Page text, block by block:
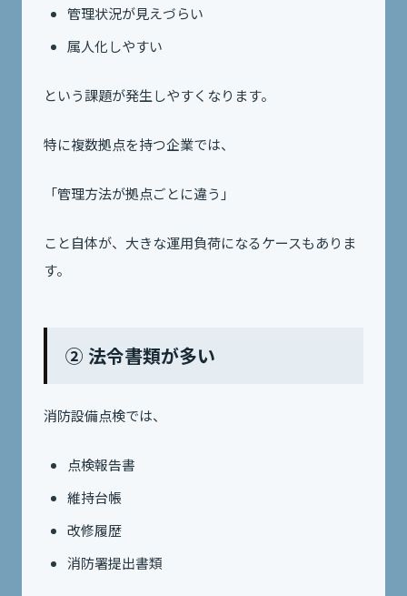
管理状況が見えづらい
属人化しやすい
という課題が発生しやすくなります。
特に複数拠点を持つ企業では、
「管理方法が拠点ごとに違う」
こと自体が、大きな運用負荷になるケースもありま
す。
② 法令書類が多い
消防設備点検では、
点検報告書
維持台帳
改修履歴
消防署提出書類